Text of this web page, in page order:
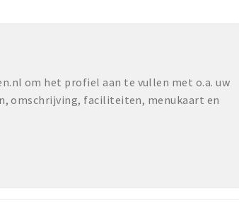
om het profiel aan te vullen met o.a. uw
omschrijving, faciliteiten, menukaart en